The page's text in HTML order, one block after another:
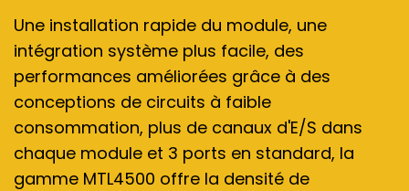
Une installation rapide du module, une
intégration système plus facile, des
performances améliorées grâce à des
conceptions de circuits à faible
consommation, plus de canaux d'E/S dans
chaque module et 3 ports en standard, la
gamme MTL4500 offre la densité de